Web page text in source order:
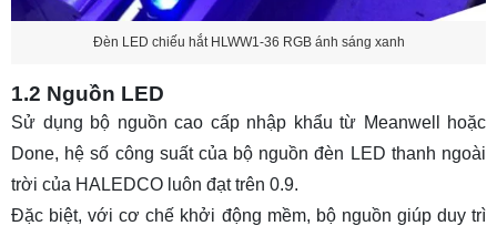
Đèn LED chiếu hắt HLWW1-36 RGB ánh sáng xanh
1.2 Nguồn LED
Sử dụng bộ nguồn cao cấp nhập khẩu từ Meanwell hoặc
Done, hệ số công suất của bộ nguồn đèn LED thanh ngoài
trời của HALEDCO luôn đạt trên 0.9.
Đặc biệt, với cơ chế khởi động mềm, bộ nguồn giúp duy trì